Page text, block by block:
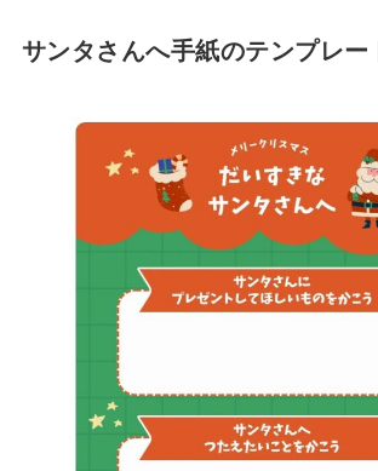
サンタさんへ手紙のテンプレ